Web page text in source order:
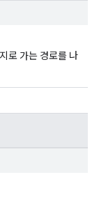
로 가는 경로를 나